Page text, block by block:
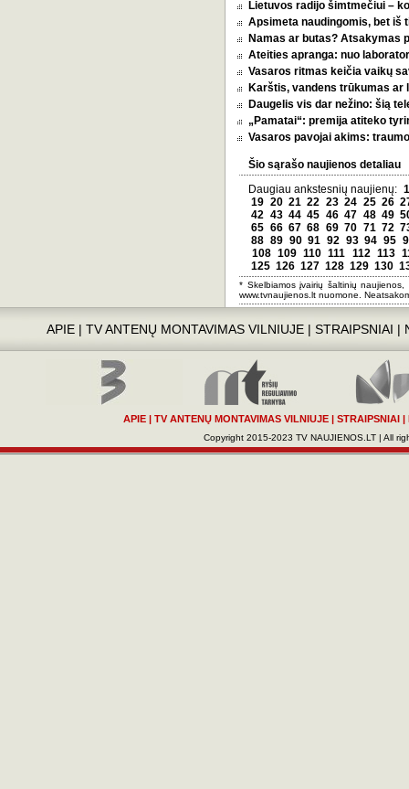
Lietuvos radijo šimtmečiui –
Apsimeta naudingomis, bet iš
Namas ar butas? Atsakymas
Ateities apranga: nuo
Vasaros ritmas keičia vaikų
Karštis, vandens trūkumas ar
Daugelis vis dar nežino: šią
„Pamatai“: premija atiteko
Vasaros pavojai akims:
Šio sąrašo naujienos detaliau
Daugiau ankstesnių naujienų: 1
19 20 21 22 23 24 25 26
42 43 44 45 46 47 48 49
65 66 67 68 69 70 71 72
88 89 90 91 92 93 94 95
108 109 110 111 112 113
125 126 127 128 129 130
* Skelbiamos įvairių šaltinių
www.tvnaujienos.lt nuomone.
APIE| TV ANTENŲ MONTAVIMAS VILNIUJE| STRAIPSNIAI |
APIE | TV ANTENŲ MONTAVIMAS VILNIUJE | STRAIPSNIAI |
Copyright 2015-2023 TV NAUJIENOS.LT | All